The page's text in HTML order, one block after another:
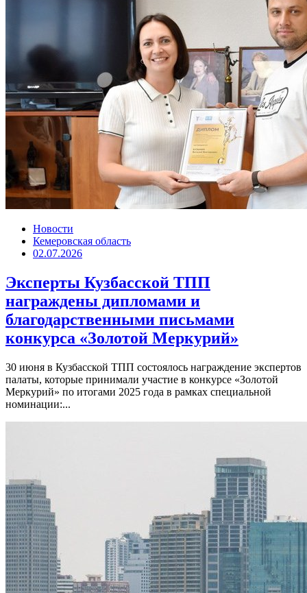
Новости
Кемеровская область
02.07.2026
Эксперты Кузбасской ТПП
награждены дипломами и
благодарственными письмами
конкурса «Золотой Меркурий»
30 июня в Кузбасской ТПП состоялось награждение экспертов
палаты, которые принимали участие в конкурсе «Золотой
Меркурий» по итогами 2025 года в рамках специальной
номинации:...